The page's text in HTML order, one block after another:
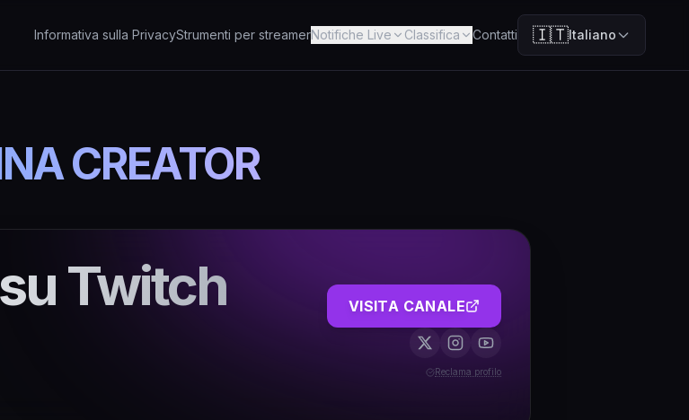
Informativa sulla PrivacyStrumenti per streamerNotifiche Live Classifica Contatti 🇮🇹Italiano
CREATOR
Twitch VISITA CANALE
Reclama profilo